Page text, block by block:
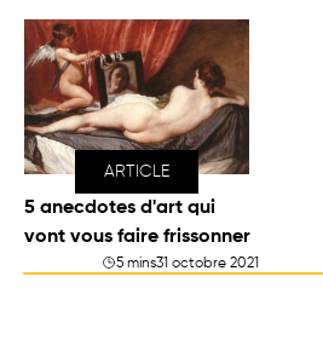
ARTICLE
5 anecdotes d'art qui
vont vous faire frissonner
5 mins31 octobre 2021